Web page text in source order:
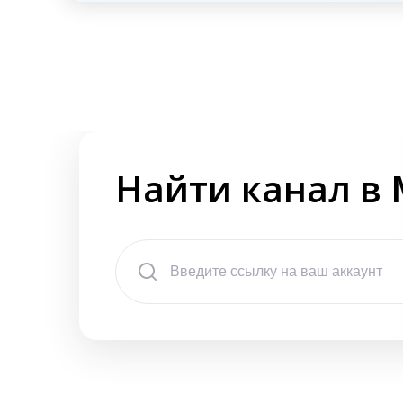
Найти канал в